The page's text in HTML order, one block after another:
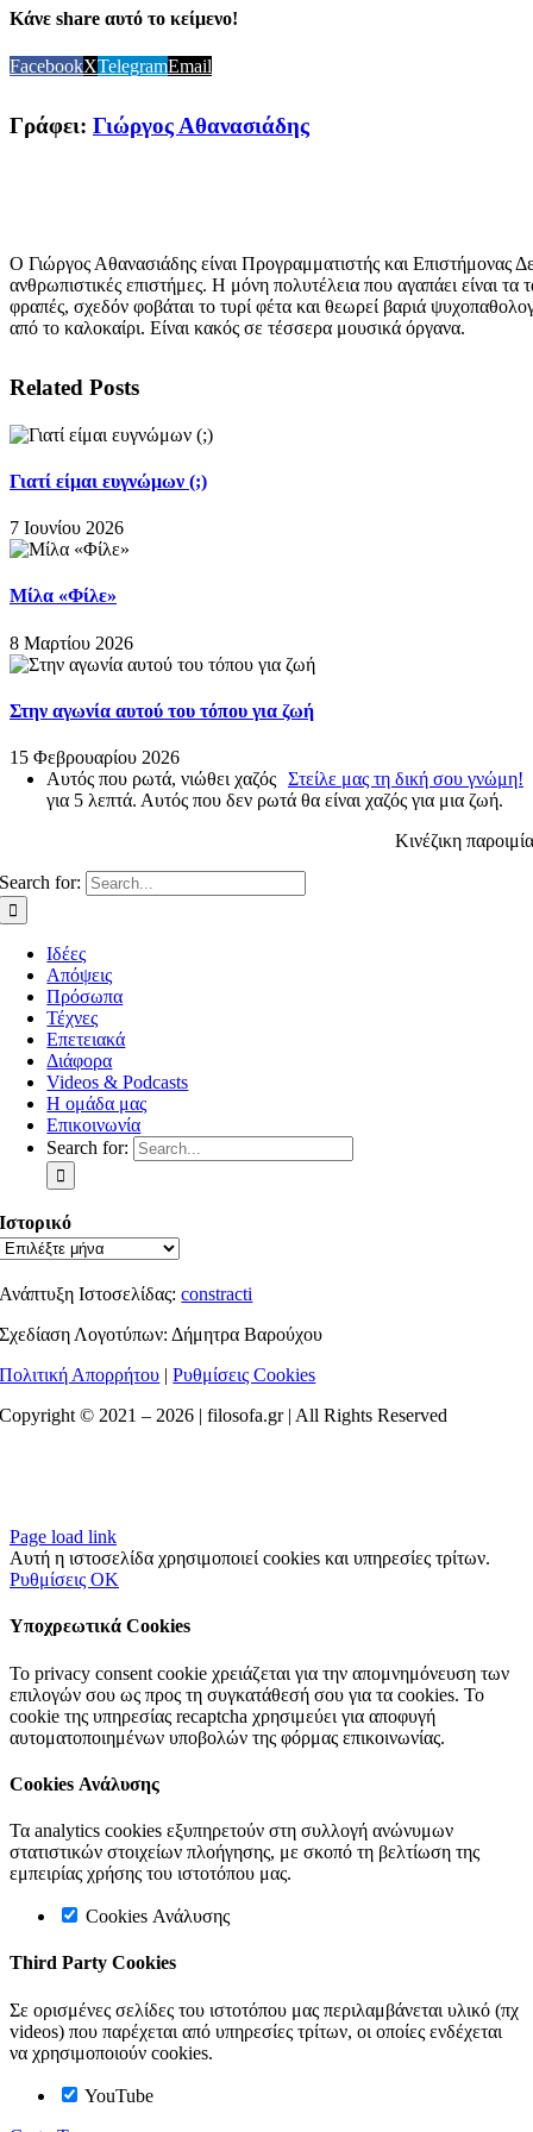
Κάνε share αυτό το κείμενο!
FacebookXTelegramEmail
Γράφει: Γιώργος Αθανασιάδης
Ο Γιώργος Αθανασιάδης είναι Προγραμματιστής και Επιστήμονας
ανθρωπιστικές επιστήμες. Η μόνη πολυτέλεια που αγαπάει είναι τα
φραπές, σχεδόν φοβάται το τυρί φέτα και θεωρεί βαριά
από το καλοκαίρι. Είναι κακός σε τέσσερα μουσικά όργανα.
Related Posts
Γιατί είμαι ευγνώμων (;)
7 Ιουνίου 2026
Μίλα «Φίλε»
8 Μαρτίου 2026
Στην αγωνία αυτού του τόπου για ζωή
15 Φεβρουαρίου 2026
Στείλε μας τη δική σου γνώμη!
Αυτός που ρωτά, νιώθει χαζός
για 5 λεπτά. Αυτός που δεν ρωτά θα είναι χαζός για μια ζωή.
Κινέζικη παροιμία
Search for:
Ιδέες
Απόψεις
Πρόσωπα
Τέχνες
Επετειακά
Διάφορα
Videos & Podcasts
Η ομάδα μας
Επικοινωνία
Search for:
Ιστορικό
Ανάπτυξη Ιστοσελίδας:constracti
Σχεδίαση Λογοτύπων: Δήμητρα Βαρούχου
Πολιτική Απορρήτου |Ρυθμίσεις Cookies
Copyright © 2021 – 2026 | filosofa.gr | All Rights Reserved
Page load link
Αυτή η ιστοσελίδα χρησιμοποιεί cookies και υπηρεσίες τρίτων.
Ρυθμίσεις OK
Υποχρεωτικά Cookies
Το privacy consent cookie χρειάζεται για την απομνημόνευση των
επιλογών σου ως προς τη συγκατάθεσή σου για τα cookies. Το
cookie της υπηρεσίας recaptcha χρησιμεύει για αποφυγή
αυτοματοποιημένων υποβολών της φόρμας επικοινωνίας.
Cookies Ανάλυσης
Τα analytics cookies εξυπηρετούν στη συλλογή ανώνυμων
στατιστικών στοιχείων πλοήγησης, με σκοπό τη βελτίωση της
εμπειρίας χρήσης του ιστοτόπου μας.
Cookies Ανάλυσης
Third Party Cookies
Σε ορισμένες σελίδες του ιστοτόπου μας περιλαμβάνεται υλικό (πχ
videos) που παρέχεται από υπηρεσίες τρίτων, οι οποίες ενδέχεται
να χρησιμοποιούν cookies.
YouTube